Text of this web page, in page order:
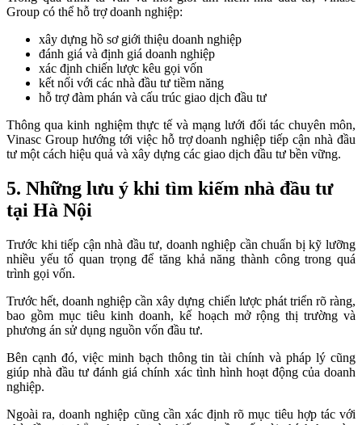
Group có thể hỗ trợ doanh nghiệp:
xây dựng hồ sơ giới thiệu doanh nghiệp
đánh giá và định giá doanh nghiệp
xác định chiến lược kêu gọi vốn
kết nối với các nhà đầu tư tiềm năng
hỗ trợ đàm phán và cấu trúc giao dịch đầu tư
Thông qua kinh nghiệm thực tế và mạng lưới đối tác chuyên môn,
Vinasc Group hướng tới việc hỗ trợ doanh nghiệp tiếp cận nhà đầu
tư một cách hiệu quả và xây dựng các giao dịch đầu tư bền vững.
5. Những lưu ý khi tìm kiếm nhà đầu tư
tại Hà Nội
Trước khi tiếp cận nhà đầu tư, doanh nghiệp cần chuẩn bị kỹ lưỡng
nhiều yếu tố quan trọng để tăng khả năng thành công trong quá
trình gọi vốn.
Trước hết, doanh nghiệp cần xây dựng chiến lược phát triển rõ ràng,
bao gồm mục tiêu kinh doanh, kế hoạch mở rộng thị trường và
phương án sử dụng nguồn vốn đầu tư.
Bên cạnh đó, việc minh bạch thông tin tài chính và pháp lý cũng
giúp nhà đầu tư đánh giá chính xác tình hình hoạt động của doanh
nghiệp.
Ngoài ra, doanh nghiệp cũng cần xác định rõ mục tiêu hợp tác với